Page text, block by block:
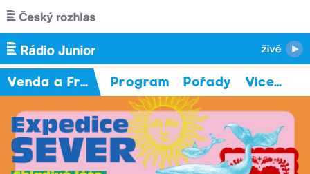
Přejít k hlavnímu obsahu
Venda a Fráňa Program Pořady Více…